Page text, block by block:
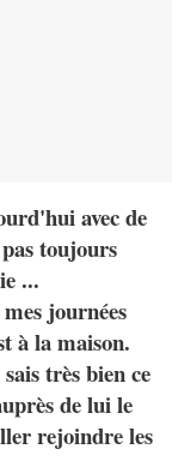
avec de
toujours
...
journées
à la maison.
très bien ce
de lui le
rejoindre les